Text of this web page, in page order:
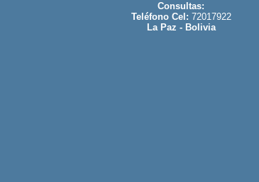
Consultas:
Teléfono Cel: 72017922
La Paz - Bolivia